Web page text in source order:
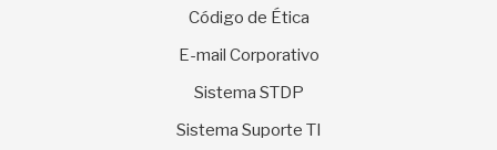
Código de Ética
E-mail Corporativo
Sistema STDP
Sistema Suporte TI